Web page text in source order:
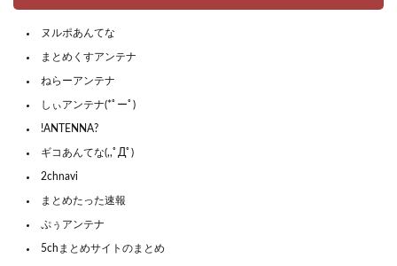
ヌルポあんてな
まとめくすアンテナ
ねらーアンテナ
しぃアンテナ(*ﾟーﾟ)
!ANTENNA?
ギコあんてな(,,ﾟДﾟ)
2chnavi
まとめたった速報
ぷぅアンテナ
5chまとめサイトのまとめ